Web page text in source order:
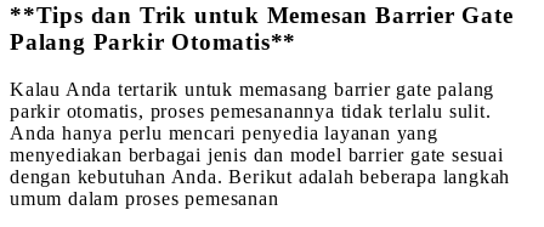
**Tips dan Trik untuk Memesan Barrier Gate
Palang Parkir Otomatis**
Kalau Anda tertarik untuk memasang barrier gate palang
parkir otomatis, proses pemesanannya tidak terlalu sulit.
Anda hanya perlu mencari penyedia layanan yang
menyediakan berbagai jenis dan model barrier gate sesuai
dengan kebutuhan Anda. Berikut adalah beberapa langkah
umum dalam proses pemesanan